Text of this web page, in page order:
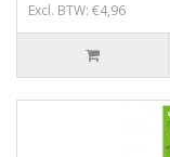
Excl. BTW: €4,96